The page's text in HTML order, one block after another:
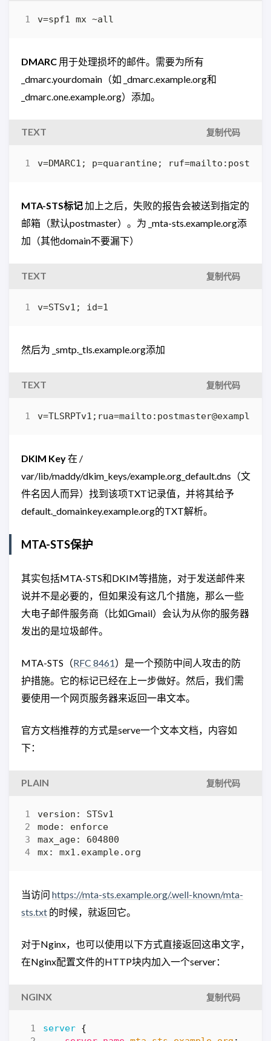
v=spf1 mx ~all
DMARC 用于处理损坏的邮件。需要为所有
_dmarc.yourdomain（如 _dmarc.example.org和
_dmarc.one.example.org）添加。
TEXT 复制代码
v=DMARC1; p=quarantine;
MTA-STS标记加上之后，失败的报告会被送到指定的
邮箱（默认postmaster）。为 _mta-sts.example.org添
加（其他domain不要漏下）
TEXT 复制代码
v=STSv1; id=1
然后为 _smtp._tls.example.org添加
TEXT 复制代码
DKIM Key在 /
var/lib/maddy/dkim_keys/example.org_default.dns（文
件名因人而异）找到该项TXT记录值，并将其给予
default._domainkey.example.org的TXT解析。
MTA-STS保护
其实包括MTA-STS和DKIM等措施，对于发送邮件来
说并不是必要的，但如果没有这几个措施，那么一些
大电子邮件服务商（比如Gmail）会认为从你的服务器
发出的是垃圾邮件。
MTA-STS（RFC 8461）是一个预防中间人攻击的防
护措施。它的标记已经在上一步做好。然后，我们需
要使用一个网页服务器来返回一串文本。
官方文档推荐的方式是serve一个文本文档，内容如
下：
PLAIN 复制代码
mx: mx1.example.org
当访问 https://mta-sts.example.org/.well-known/mta-
sts.txt 的时候，就返回它。
对于Nginx，也可以使用以下方式直接返回这串文字，
在Nginx配置文件的HTTP块内加入一个server：
NGINX 复制代码
server {